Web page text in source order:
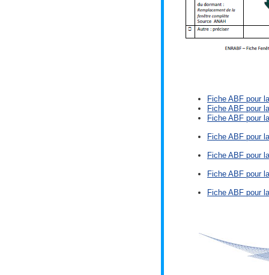
Fiche ABF pour
Fiche ABF pour
Fiche ABF pour
Fiche ABF pour
Fiche ABF pour
Fiche ABF pour
Fiche ABF pour